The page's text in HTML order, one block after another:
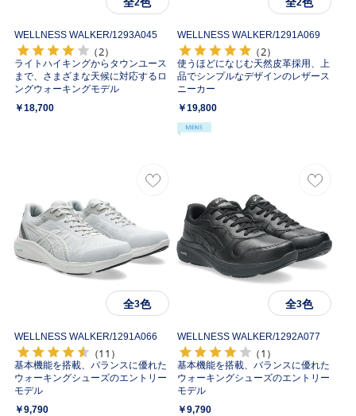
全2色
WELLNESS WALKER/1293A045
（2）
ライトハイキングからタウンユース
まで、さまざまな天候に対応するロ
ングウォーキングモデル
￥18,700
全2色
WELLNESS WALKER/1291A069
（2）
使うほどになじむ天然皮革採用、上
品でシンプルなデザインのレザース
ニーカー
￥19,800
全3色
WELLNESS WALKER/1291A066
（11）
基本機能を搭載、バランスに優れた
ウォーキングシューズのエントリー
モデル
￥9,790
全3色
WELLNESS WALKER/1292A077
（1）
基本機能を搭載、バランスに優れた
ウォーキングシューズのエントリー
モデル
￥9,790